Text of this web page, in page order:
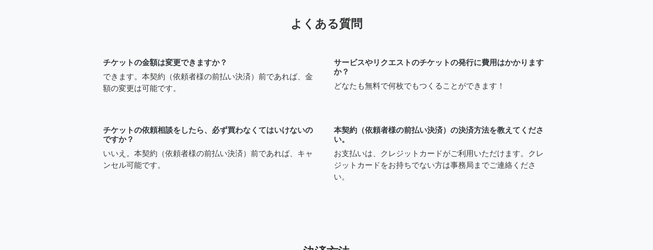
よくある質問
チケットの金額は変更できますか？
できます。本契約（依頼者様の前払い決済）前であれば、金
額の変更は可能です。
サービスやリクエストのチケットの発行に費用はかかります
か？
どなたも無料で何枚でもつくることができます！
チケットの依頼相談をしたら、必ず買わなくてはいけないの
ですか？
いいえ。本契約（依頼者様の前払い決済）前であれば、キャ
ンセル可能です。
本契約（依頼者様の前払い決済）の決済方法を教えてくださ
い。
お支払いは、クレジットカードがご利用いただけます。クレ
ジットカードをお持ちでない方は事務局までご連絡くださ
い。